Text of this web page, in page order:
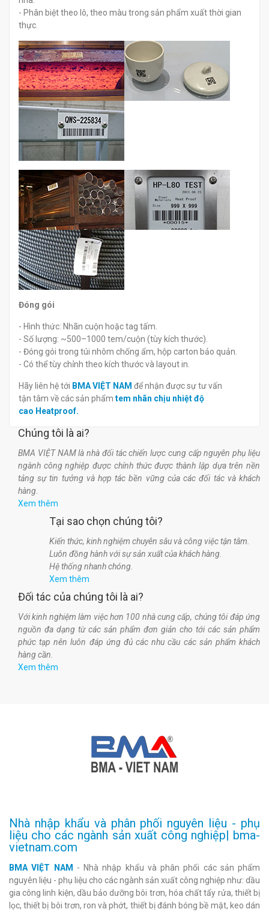
- Phân biệt theo lô, theo màu trong sản phẩm xuất thời gian
thực.
Đóng gói
- Hình thức: Nhãn cuộn hoặc tag tấm.
- Số lượng: ~500–1000 tem/cuộn (tùy kích thước).
- Đóng gói trong túi nhôm chống ẩm, hộp carton bảo quản.
- Có thể tùy chỉnh theo kích thước và layout in.
Hãy liên hệ tới BMA VIỆT NAM để nhận được sự tư vấn
tận tâm về các sản phẩm tem nhãn chịu nhiệt độ
cao Heatproof.
Chúng tôi là ai?
BMA VIỆT NAM là nhà đối tác chiến lược cung cấp nguyên phụ liệu
ngành công nghiệp được chính thức được thành lập dựa trên nền
tảng sự tin tưởng và hợp tác bền vững của các đối tác và khách
hàng.
Xem thêm
Tại sao chọn chúng tôi?
Kiến thức, kinh nghiệm chuyên sâu và công việc tận tâm.
Luôn đồng hành với sự sản xuất của khách hàng.
Hệ thống nhanh chóng.
Xem thêm
Đối tác của chúng tôi là ai?
Với kinh nghiệm làm việc hơn 100 nhà cung cấp, chúng tôi đáp ứng
nguồn đa dạng từ các sản phẩm đơn giản cho tới các sản phẩm
phức tạp nên luôn đáp ứng đủ các nhu cầu các sản phẩm khách
hàng cần.
Xem thêm
Nhà nhập khẩu và phân phối nguyên liệu - phụ
liệu cho các ngành sản xuất công nghiệp| bma-
vietnam.com
BMA VIỆT NAM
- Nhà nhập khẩu và phân phối các sản phẩm
nguyên liệu - phụ liệu cho các ngành sản xuất công nghiệp như: dầu
gia công linh kiện, dầu bảo dưỡng bôi trơn, hóa chất tẩy rửa, thiết bị
lọc, thiết bị bôi trơn, ron và phớt, thiết bị đánh bóng bề mặt, keo dán